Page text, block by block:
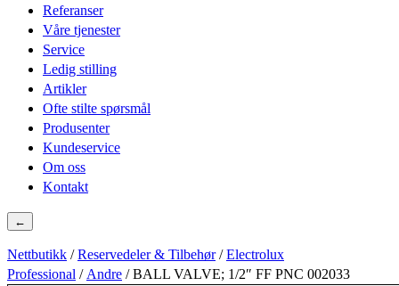
Referanser
Våre tjenester
Service
Ledig stilling
Artikler
Ofte stilte spørsmål
Produsenter
Kundeservice
Om oss
Kontakt
←
Nettbutikk /Reservedeler & Tilbehør/Electrolux
Professional / Andre / BALL VALVE; 1/2″ FF PNC 002033